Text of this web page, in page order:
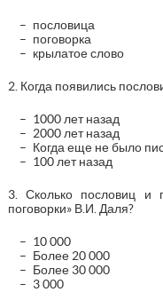
пословица
поговорка
крылатое слово
2. Когда появились
1000 лет назад
2000 лет назад
Когда еще не было
100 лет назад
3. Сколько пословиц и
поговорки» В.И. Даля?
10 000
Более 20 000
Более 30 000
3 000